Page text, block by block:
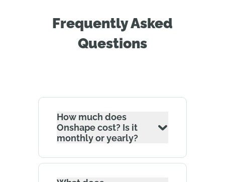
Frequently Asked
Questions
How much does
Onshape cost? Is it
monthly or yearly?